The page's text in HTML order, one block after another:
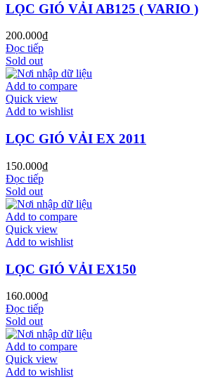
LỌC GIÓ VẢI AB125 ( VARIO )
200.000₫
Đọc tiếp
Sold out
Add to compare
Quick view
Add to wishlist
LỌC GIÓ VẢI EX 2011
150.000₫
Đọc tiếp
Sold out
Add to compare
Quick view
Add to wishlist
LỌC GIÓ VẢI EX150
160.000₫
Đọc tiếp
Sold out
Add to compare
Quick view
Add to wishlist